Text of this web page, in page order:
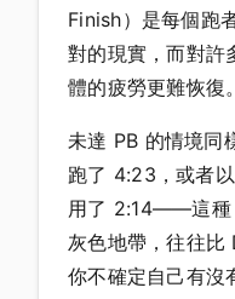
Finish）是每個跑
對的現實，而對許
體的疲勞更難恢復。
未達 PB 的情境同
跑了 4:23，或者
用了 2:14——這種
灰色地帶，往往比
你不確定自己有沒